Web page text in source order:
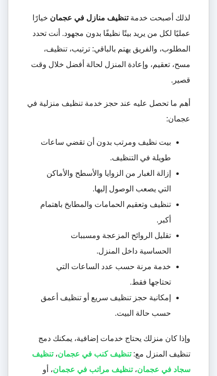
لذلك أصبحت خدمةتنظيف منازل في عجمان خيارًا
عمليًا لكل من يريد بيتًا نظيفًا بدون مجهود. أنت تحدد
المطلوب، والفريق يهتم بالباقي: ترتيب، تنظيف،
مسح، تعقيم، وإعادة المنزل لحالة أفضل خلال وقت
قصير.
أهم ما تحصل عليه عند حجز خدمة تنظيف منزلية في
عجمان:
بيت نظيف ومرتب بدون أن تقضي ساعات
طويلة في التنظيف.
إزالة الغبار من الزوايا والأسطح والأماكن
التي يصعب الوصول إليها.
تنظيف وتعقيم الحمامات والمطابخ باهتمام
أكبر.
تقليل الروائح المزعجة ومسببات
الحساسية داخل المنزل.
خدمة مرنة حسب عدد الساعات التي
تحتاجها فقط.
إمكانية حجز تنظيف سريع أو تنظيف أعمق
حسب حالة البيت.
وإذا كان منزلك يحتاج خدمات إضافية، يمكنك دمج
تنظيف المنزل مع:تنظيف كنب في عجمان،تنظيف
سجاد في عجمان،تنظيف مراتب في عجمان، أو